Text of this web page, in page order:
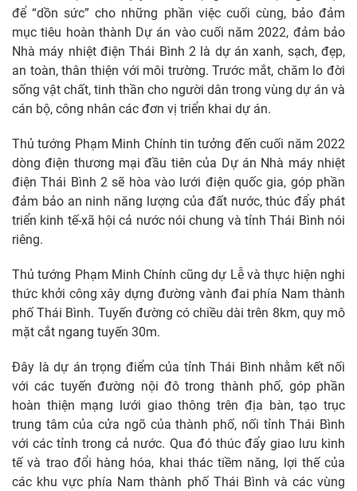
để “dồn sức” cho những phần việc cuối cùng, bảo đảm
mục tiêu hoàn thành Dự án vào cuối năm 2022, đảm bảo
Nhà máy nhiệt điện Thái Bình 2 là dự án xanh, sạch, đẹp,
an toàn, thân thiện với môi trường. Trước mắt, chăm lo đời
sống vật chất, tinh thần cho người dân trong vùng dự án và
cán bộ, công nhân các đơn vị triển khai dự án.
Thủ tướng Phạm Minh Chính tin tưởng đến cuối năm 2022
dòng điện thương mại đầu tiên của Dự án Nhà máy nhiệt
điện Thái Bình 2 sẽ hòa vào lưới điện quốc gia, góp phần
đảm bảo an ninh năng lượng của đất nước, thúc đẩy phát
triển kinh tế-xã hội cả nước nói chung và tỉnh Thái Bình nói
riêng.
Thủ tướng Phạm Minh Chính cũng dự Lễ và thực hiện nghi
thức khởi công xây dựng đường vành đai phía Nam thành
phố Thái Bình. Tuyến đường có chiều dài trên 8km, quy mô
mặt cắt ngang tuyến 30m.
Đây là dự án trọng điểm của tỉnh Thái Bình nhằm kết nối
với các tuyến đường nội đô trong thành phố, góp phần
hoàn thiện mạng lưới giao thông trên địa bàn, tạo trục
trung tâm của cửa ngõ của thành phố, nối tỉnh Thái Bình
với các tỉnh trong cả nước. Qua đó thúc đẩy giao lưu kinh
tế và trao đổi hàng hóa, khai thác tiềm năng, lợi thế của
các khu vực phía Nam thành phố Thái Bình và các vùng